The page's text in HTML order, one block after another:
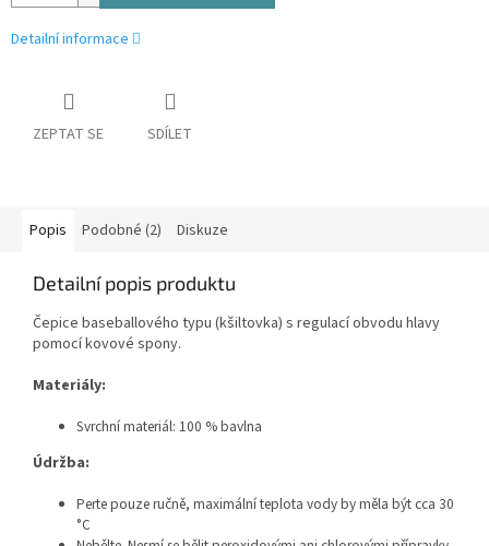
Detailní informace
ZEPTAT SE SDÍLET
Popis Podobné (2) Diskuze
Detailní popis produktu
Čepice baseballového typu (kšiltovka) s regulací obvodu hlavy
pomocí kovové spony.
Materiály:
Svrchní materiál: 100 % bavlna
Údržba:
Perte pouze ručně, maximální teplota vody by měla být cca 30
°C